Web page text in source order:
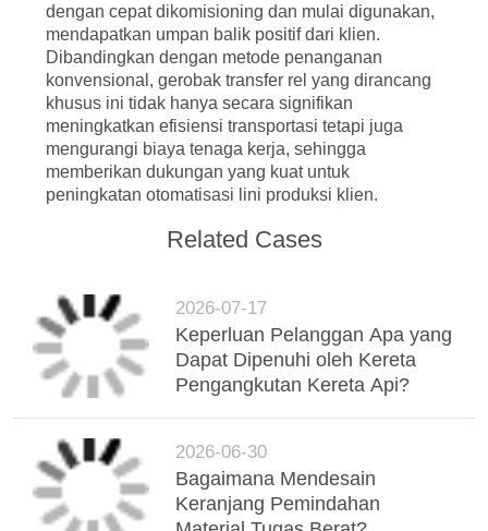
dengan cepat dikomisioning dan mulai digunakan,
mendapatkan umpan balik positif dari klien.
Dibandingkan dengan metode penanganan
konvensional, gerobak transfer rel yang dirancang
khusus ini tidak hanya secara signifikan
meningkatkan efisiensi transportasi tetapi juga
mengurangi biaya tenaga kerja, sehingga
memberikan dukungan yang kuat untuk
peningkatan otomatisasi lini produksi klien.
Related Cases
2026-07-17
Keperluan Pelanggan Apa yang
Dapat Dipenuhi oleh Kereta
Pengangkutan Kereta Api?
2026-06-30
Bagaimana Mendesain
Keranjang Pemindahan